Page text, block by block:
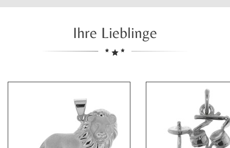
Ihre Lieblinge